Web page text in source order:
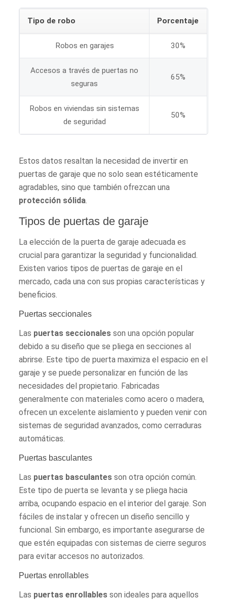
Tipo de robo Porcentaje
Robos en garajes 30%
Accesos a través de puertas no
seguras
65%
Robos en viviendas sin sistemas
de seguridad
50%
Estos datos resaltan la necesidad de invertir en
puertas de garaje que no solo sean estéticamente
agradables, sino que también ofrezcan una
protección sólida.
Tipos de puertas de garaje
La elección de la puerta de garaje adecuada es
crucial para garantizar la seguridad y funcionalidad.
Existen varios tipos de puertas de garaje en el
mercado, cada una con sus propias características y
beneficios.
Puertas seccionales
Las puertas seccionales son una opción popular
debido a su diseño que se pliega en secciones al
abrirse. Este tipo de puerta maximiza el espacio en el
garaje y se puede personalizar en función de las
necesidades del propietario. Fabricadas
generalmente con materiales como acero o madera,
ofrecen un excelente aislamiento y pueden venir con
sistemas de seguridad avanzados, como cerraduras
automáticas.
Puertas basculantes
Las puertas basculantes son otra opción común.
Este tipo de puerta se levanta y se pliega hacia
arriba, ocupando espacio en el interior del garaje. Son
fáciles de instalar y ofrecen un diseño sencillo y
funcional. Sin embargo, es importante asegurarse de
que estén equipadas con sistemas de cierre seguros
para evitar accesos no autorizados.
Puertas enrollables
Las puertas enrollables son ideales para aquellos